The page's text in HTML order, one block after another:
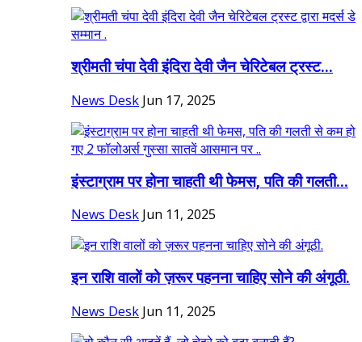
श्रीमती चंपा देवी इंदिरा देवी जैन चेरिटेबल ट्रस्ट...
News Desk Jun 17, 2025
इंस्टाग्राम पर होना चाहती थी फेमस, पति की गलती...
News Desk Jun 11, 2025
इन राशि वालों को ज़रूर पहनना चाहिए सोने की अंगूठी.
News Desk Jun 11, 2025